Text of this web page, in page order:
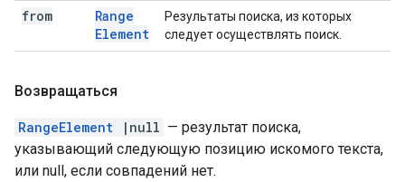
from
Range
Element
Результаты поиска, из которых
следует осуществлять поиск.
Возвращаться
RangeElement |null — результат поиска,
указывающий следующую позицию искомого текста,
или null, если совпадений нет.